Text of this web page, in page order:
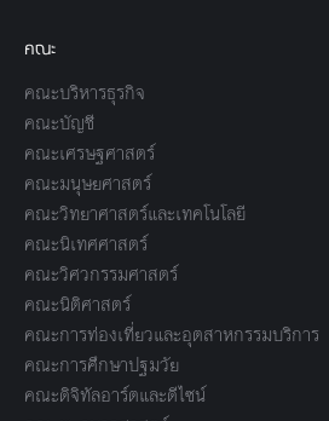
คณะ
คณะบริหารธุรกิจ
คณะบัญชี
คณะเศรษฐศาสตร์
คณะมนุษยศาสตร์
คณะวิทยาศาสตร์และเทคโนโลยี
คณะนิเทศศาสตร์
คณะวิศวกรรมศาสตร์
คณะนิติศาสตร์
คณะการท่องเที่ยวและอุตสาหกรรมบริการ
คณะการศึกษาปฐมวัย
คณะดิจิทัลอาร์ตและดีไซน์